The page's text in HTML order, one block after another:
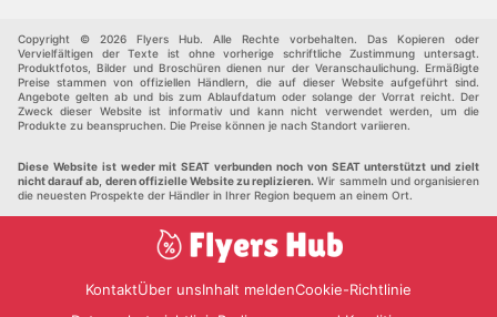
Copyright © 2026 Flyers Hub. Alle Rechte vorbehalten. Das Kopieren oder
Vervielfältigen der Texte ist ohne vorherige schriftliche Zustimmung untersagt.
Produktfotos, Bilder und Broschüren dienen nur der Veranschaulichung. Ermäßigte
Preise stammen von offiziellen Händlern, die auf dieser Website aufgeführt sind.
Angebote gelten ab und bis zum Ablaufdatum oder solange der Vorrat reicht. Der
Zweck dieser Website ist informativ und kann nicht verwendet werden, um die
Produkte zu beanspruchen. Die Preise können je nach Standort variieren.
Diese Website ist weder mit SEAT verbunden noch von SEAT unterstützt und zielt
nicht darauf ab, deren offizielle Website zu replizieren. Wir sammeln und organisieren
die neuesten Prospekte der Händler in Ihrer Region bequem an einem Ort.
KontaktÜber unsInhalt meldenCookie-Richtlinie